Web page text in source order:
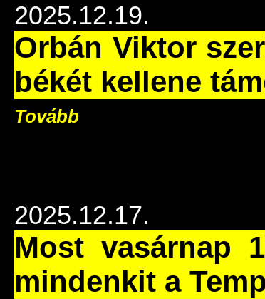
2025.12.19.
Orbán Viktor
békét kellene
Tovább
2025.12.17.
Most vasárnap
mindenkit a